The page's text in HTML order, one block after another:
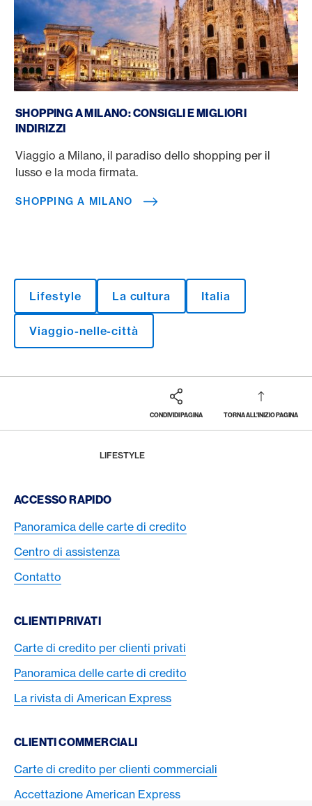
SHOPPING A MILANO: CONSIGLI E MIGLIORI
INDIRIZZI
Viaggio a Milano, il paradiso dello shopping per il
lusso e la moda firmata.
SHOPPING A MILANO
Lifestyle La cultura Italia
Viaggio-nelle-città
CONDIVIDI PAGINA TORNA ALL'INIZIO PAGINA
LIFESTYLE
Footer Navigation
ACCESSO RAPIDO
Panoramica delle carte di credito
Centro di assistenza
Contatto
CLIENTI PRIVATI
Carte di credito per clienti privati
Panoramica delle carte di credito
La rivista di American Express
CLIENTI COMMERCIALI
Carte di credito per clienti commerciali
Accettazione American Express